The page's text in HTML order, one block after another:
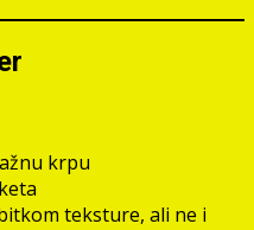
krpu
teksture, ali ne i